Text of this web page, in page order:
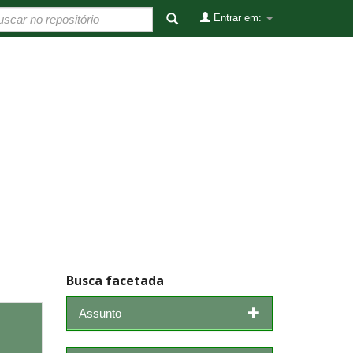
Entrar em:
Busca facetada
Assunto